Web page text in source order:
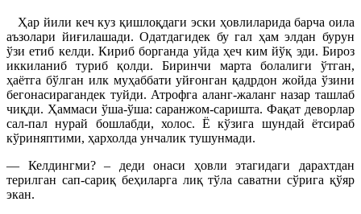
Ҳар йили кеч куз қишлоқдаги эски ҳовлиларида барча оила
аъзолари йиғилашади. Одатдагидек бу гал ҳам элдан бурун
ўзи етиб келди. Кириб борганда уйда ҳеч ким йўқ эди. Бироз
иккиланиб туриб қолди. Биринчи марта болалиги ўтган,
ҳаётга бўлган илк муҳаббати уйғонган қадрдон жойда ўзини
бегонасирагандек туйди. Атрофга аланг-жаланг назар ташлаб
чиқди. Ҳаммаси ўша-ўша: саранжом-саришта. Фақат деворлар
сал-пал нурай бошлабди, холос. Ё кўзига шундай ётсираб
кўриняптими, ҳархолда унчалик тушунмади.
— Келдингми? – деди онаси ҳовли этагидаги дарахтдан
терилган сап-сариқ беҳиларга лиқ тўла саватни сўрига қўяр
экан.